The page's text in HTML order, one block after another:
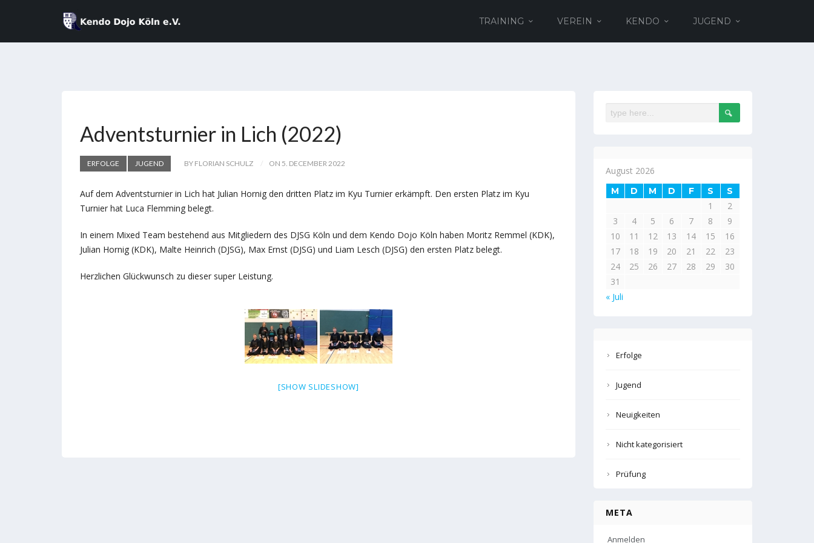
TRAINING VEREIN KENDO JUGEND
Adventsturnier in Lich (2022)
ERFOLGE JUGEND BY FLORIAN SCHULZ ON 5. DECEMBER 2022
Auf dem Adventsturnier in Lich hat Julian Hornig den dritten Platz im Kyu Turnier erkämpft. Den ersten Platz im Kyu
Turnier hat Luca Flemming belegt.
In einem Mixed Team bestehend aus Mitgliedern des DJSG Köln und dem Kendo Dojo Köln haben Moritz Remmel (KDK),
Julian Hornig (KDK), Malte Heinrich (DJSG), Max Ernst (DJSG) und Liam Lesch (DJSG) den ersten Platz belegt.
Herzlichen Glückwunsch zu dieser super Leistung.
[SHOW SLIDESHOW]
August 2026
M D M D F S S
1
2
3
4 5 6 7 8
9
10
11 12 13 14 15
16
17
18 19 20 21 22
23
24
25 26 27 28 29
30
31
« Juli
Erfolge
Jugend
Neuigkeiten
Nicht kategorisiert
Prüfung
META
Anmelden